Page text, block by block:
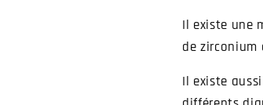
Il existe une
de
Il existe